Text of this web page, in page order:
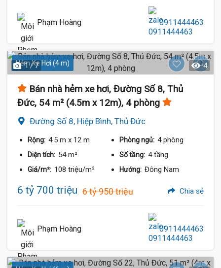
Phạm Hoàng 0911444463
Hẻm Xe Hơi (4 m)
1 / 7 4
Bán nhà hẻm xe hơi, Đường Số 8, Thủ
Đức, 54 m² (4.5m x 12m), 4 phòng
Đường Số 8, Hiệp Bình, Thủ Đức
Rộng: 4.5 m x 12 m Phòng ngủ: 4 phòng
Diện tích: 54 m² Số tầng: 4 tầng
Giá/m²: 108 triệu/m² Hướng: Đông Nam
6 tỷ 700 triệu 6 tỷ 950 triệu Chia sẻ
Phạm Hoàng 0911444463